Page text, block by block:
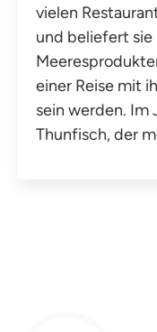
vielen
und beliefert sie
einer Reise mit
sein werden. Im
Thunfisch, der